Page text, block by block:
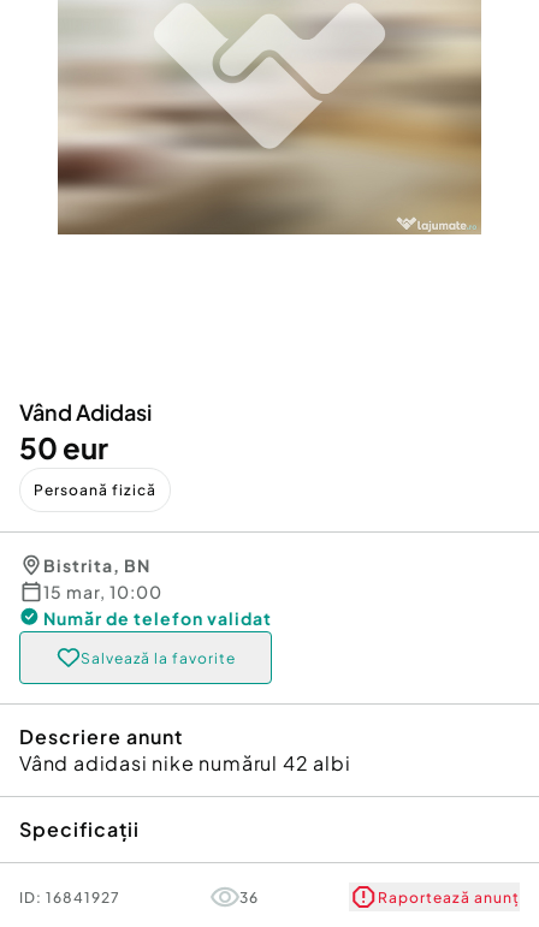
Animale de companie
Afaceri și echipamente profesionale
Inchiriere Bunuri si Vehicule
Utilaje agricole si industriale
Piese auto si accesorii
Dacia Duster
Vând Adidasi
50 eur
Persoană fizică
Bistrita, BN
15 mar, 10:00
Număr de telefon validat
Salvează la favorite
Descriere anunt
Vând adidasi nike numărul 42 albi
Specificații
ID: 16841927 36 Raportează anunț